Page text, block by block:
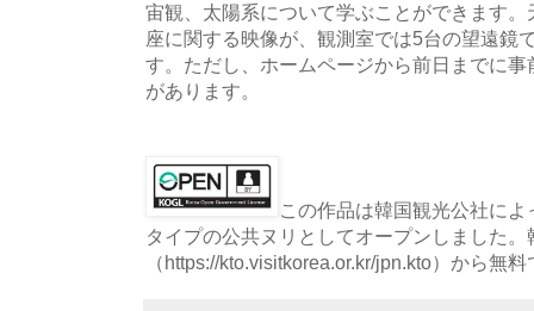
宙観、太陽系について学ぶことができます
座に関する映像が、観測室では5台の望遠鏡
す。ただし、ホームページから前日までに
があります。
この作品は韓国観光公社に
タイプの公共ヌリとしてオープンしました。
（https://kto.visitkorea.or.kr/jpn.kto）から無